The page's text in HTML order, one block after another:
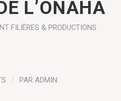
L’ONAHA
FILIÈRES & PRODUCTIONS
/ PARADMIN